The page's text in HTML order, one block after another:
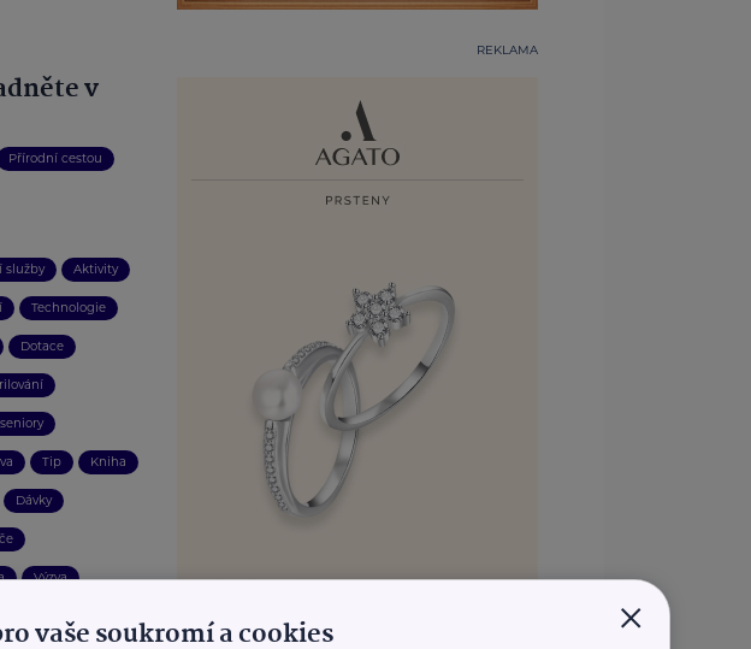
v
Přírodní cestou
služby Aktivity
Technologie
Dotace
Tip Kniha
Dávky
Výzva
REKLAMA
×
vaše soukromí a cookies